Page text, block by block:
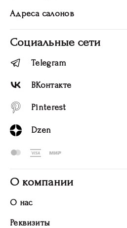
Адреса салонов
Социальные сети
Telegram
ВКонтакте
Pinterest
Dzen
О компании
О нас
Реквизиты